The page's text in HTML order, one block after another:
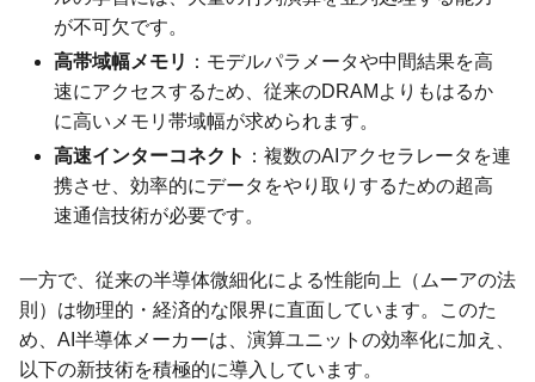
が不可欠です。
高帯域幅メモリ ：モデルパラメータや中間結果を高
速にアクセスするため、従来のDRAMよりもはるか
に高いメモリ帯域幅が求められます。
高速インターコネクト ：複数のAIアクセラレータを連
携させ、効率的にデータをやり取りするための超高
速通信技術が必要です。
一方で、従来の半導体微細化による性能向上（ムーアの法
則）は物理的・経済的な限界に直面しています。このた
め、AI半導体メーカーは、演算ユニットの効率化に加え、
以下の新技術を積極的に導入しています。